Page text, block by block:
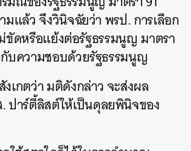
มแล้ว จึงวินิจฉัยว่า พรป. การเลือก
ขัดหรือแย้งต่อรัฐธรรมนูญ มาตรา
บความชอบด้วยรัฐธรรมนูญ
เกตว่า มติดังกล่าว จะส่งผล
ปาร์ตี้ลิสต์ให้เป็นดุลยพินิจของ